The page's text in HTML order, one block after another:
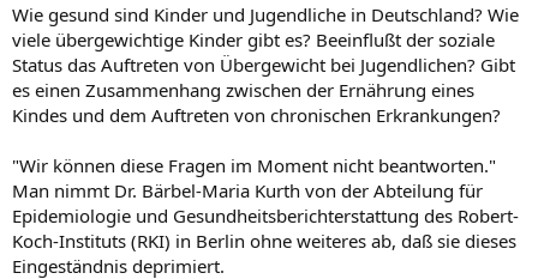
Wie gesund sind Kinder und Jugendliche in Deutschland? Wie
viele übergewichtige Kinder gibt es? Beeinflußt der soziale
Status das Auftreten von Übergewicht bei Jugendlichen? Gibt
es einen Zusammenhang zwischen der Ernährung eines
Kindes und dem Auftreten von chronischen Erkrankungen?
"Wir können diese Fragen im Moment nicht beantworten."
Man nimmt Dr. Bärbel-Maria Kurth von der Abteilung für
Epidemiologie und Gesundheitsberichterstattung des Robert-
Koch-Instituts (RKI) in Berlin ohne weiteres ab, daß sie dieses
Eingeständnis deprimiert.